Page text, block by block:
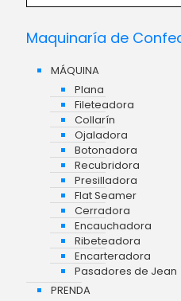
Maquinaría de
MÁQUINA
Plana
Fileteadora
Collarín
Ojaladora
Botonadora
Recubridora
Presilladora
Flat Seamer
Cerradora
Encauchadora
Ribeteadora
Encarteradora
Pasadores de Jean
PRENDA